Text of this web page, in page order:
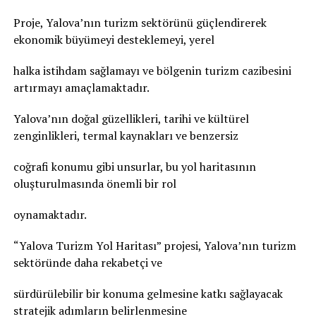
Proje, Yalova’nın turizm sektörünü güçlendirerek
ekonomik büyümeyi desteklemeyi, yerel
halka istihdam sağlamayı ve bölgenin turizm cazibesini
artırmayı amaçlamaktadır.
Yalova’nın doğal güzellikleri, tarihi ve kültürel
zenginlikleri, termal kaynakları ve benzersiz
coğrafi konumu gibi unsurlar, bu yol haritasının
oluşturulmasında önemli bir rol
oynamaktadır.
“Yalova Turizm Yol Haritası” projesi, Yalova’nın turizm
sektöründe daha rekabetçi ve
sürdürülebilir bir konuma gelmesine katkı sağlayacak
stratejik adımların belirlenmesine